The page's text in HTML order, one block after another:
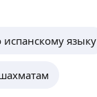
языку